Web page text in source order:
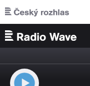
Přejít k hlavnímu obsahu